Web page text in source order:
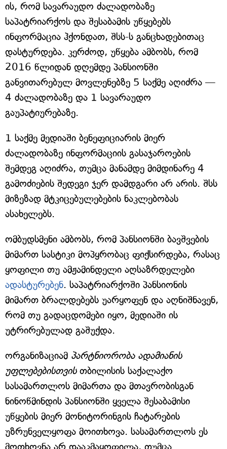
ის, რომ სავარაუდო ძალადობაზე
საპატრიარქოს და შესაბამის უწყებებს
ინფორმაცია ჰქონდათ, შსს-ს განცხადებითაც
დასტურდება. კერძოდ, უწყება ამბობს, რომ
2016 წლიდან დღემდე პანსიონში
განვითარებულ მოვლენებზე 5 საქმე აღიძრა —
4 ძალადობაზე და 1 სავარაუდო
გაუპატიურებაზე.
1 საქმე მედიაში ბენეფიციარის მიერ
ძალადობაზე ინფორმაციის გასაჯაროების
შემდეგ აღიძრა, თუმცა მანამდე მიმდინარე 4
გამოძიების შედეგი ჯერ დამდგარი არ არის. შსს
მიზეზად მტკიცებულებების ნაკლებობას
ასახელებს.
ომბუდსმენი ამბობს, რომ პანსიონში ბავშვების
მიმართ სასტიკი მოპყრობაც ფიქსირდება, რასაც
ყოფილი თუ ამჟამინდელი აღსაზრდელები
ადასტურებენ. საპატრიარქოში პანსიონის
მიმართ ბრალდებებს უარყოფენ და აღნიშნავენ,
რომ თუ გადაცდომები იყო, მედიაში ის
უტრირებულად გაშუქდა.
ორგანიზაციამ პარტნიორობა ადამიანის
უფლებებისთვისთბილისის საქალაქო
სასამართლოს მიმართა და მთავრობისგან
ნინოწმინდის პანსიონში ყველა შესაბამისი
უწყების მიერ მონიტორინგის ჩატარების
უზრუნველყოფა მოითხოვა. სასამართლოს ეს